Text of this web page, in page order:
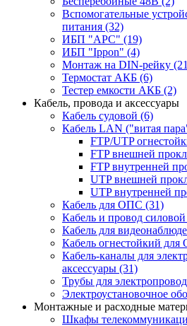
Вспомогательные
питания (32)
ИБП "APC" (19)
ИБП "Ippon" (4)
Монтаж на DIN-рейку
Термостат АКБ (6)
Тестер емкости АКБ (2)
Кабель, провода и аксессуары
Кабель судовой (6)
Кабель LAN ("витая
FTP/UTP
FTP внешней
FTP внутренней
UTP внешней
UTP внутренней
Кабель для ОПС (31)
Кабель и провод силовой
Кабель для
Кабель огнестойкий
Кабель-каналы для
аксессуары (31)
Трубы для
Электроустановочное
Монтажные и расходные
Шкафы